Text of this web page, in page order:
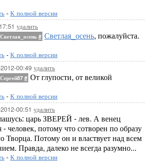
- К полной версии
удалить
# Светлая_осень, пожалуйста.
- К полной версии
00:49 удалить
# От глупости, от великой
- К полной версии
00:51 удалить
царь ЗВЕРЕЙ - лев. А венец
человек, потому что сотворен по образу
Потому он и властвует над всем
Правда, далеко не всегда разумно...
- К полной версии